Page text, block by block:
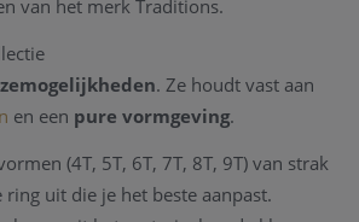
van het merk Traditions.
. Ze houdt vast aan
en een pure vormgeving.
(4T, 5T, 6T, 7T, 8T, 9T) van strak
uit die je het beste aanpast.